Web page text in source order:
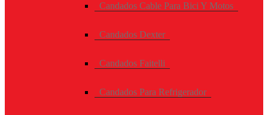
Candados Cable Para Bici Y Motos
Candados Dexter
Candados Faitelli
Candados Para Refrigerador